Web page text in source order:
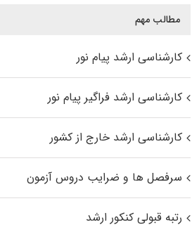
مطالب مهم
کارشناسی ارشد پیام نور
کارشناسی ارشد فراگیر پیام نور
کارشناسی ارشد خارج از کشور
سرفصل ها و ضرایب دروس آزمون
رتبه قبولی کنکور ارشد